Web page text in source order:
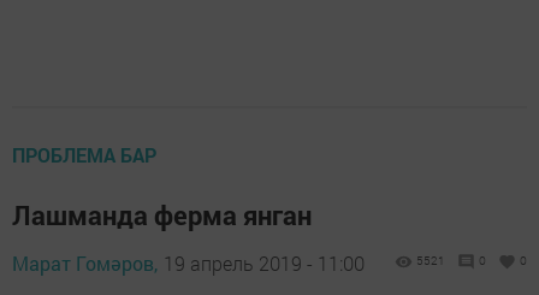
ПРОБЛЕМА БАР
Лашманда ферма янган
Марат Гомәров, 19 апрель 2019 - 11:00 5521 0 0